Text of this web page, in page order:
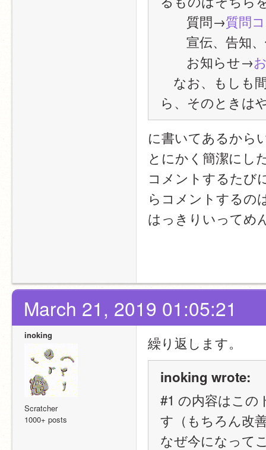
質問→質問
宣伝、告知
お知らせ→
なお、もしも
ら、そのときは
に書いてあるから
とにかく簡潔にし
コメントするたび
らコメントするの
はっきりいってめ
March 21, 2019 01:05:21
inoking
Scratcher
1000+ posts
繰り返します。
inoking wrote:
#1 の内容はこの
す（もちろん改
なぜ今になって